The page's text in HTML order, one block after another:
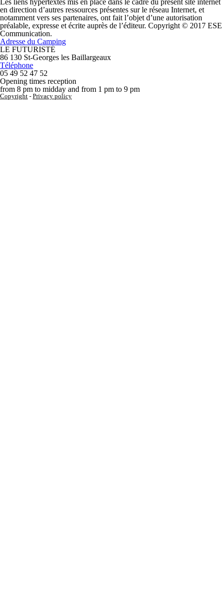
Les liens hypertextes mis en place dans le cadre du présent site internet
en direction d’autres ressources présentes sur le réseau Internet, et
notamment vers ses partenaires, ont fait l’objet d’une autorisation
préalable, expresse et écrite auprès de l’éditeur. Copyright © 2017 ESE
Communication.
Adresse du Camping
LE FUTURISTE
86 130 St-Georges les Baillargeaux
Téléphone
05 49 52 47 52
Opening times reception
from 8 pm to midday and from 1 pm to 9 pm
Copyright - Privacy policy